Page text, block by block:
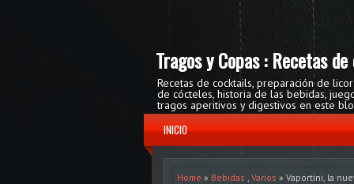
Tragos y Copas : Recetas
Recetas de cocktails, preparación de
de cócteles, historia de las bebidas,
tragos aperitivos y digestivos en este
INICIO
Home » Bebidas , Varios » Vaportini, la